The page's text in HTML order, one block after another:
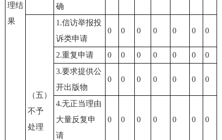
理结
果
确
（五）
不予
处理
1.信访举报投
诉类申请
0 0 0 0 0 0 0
2.重复申请 0 0 0 0 0 0
0
3.要求提供公
开出版物
0 0 0 0 0 0 0
4.无正当理由
大量反复申
请
0 0 0 0 0 0 0